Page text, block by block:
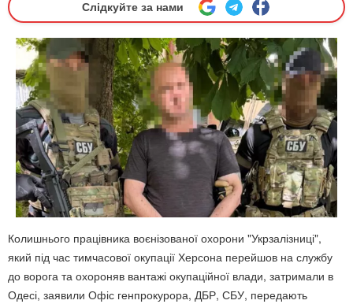
Слідкуйте за нами
Колишнього працівника воєнізованої охорони "Укрзалізниці",
який під час тимчасової окупації Херсона перейшов на службу
до ворога та охороняв вантажі окупаційної влади, затримали в
Одесі, заявили Офіс генпрокурора, ДБР, СБУ, передають